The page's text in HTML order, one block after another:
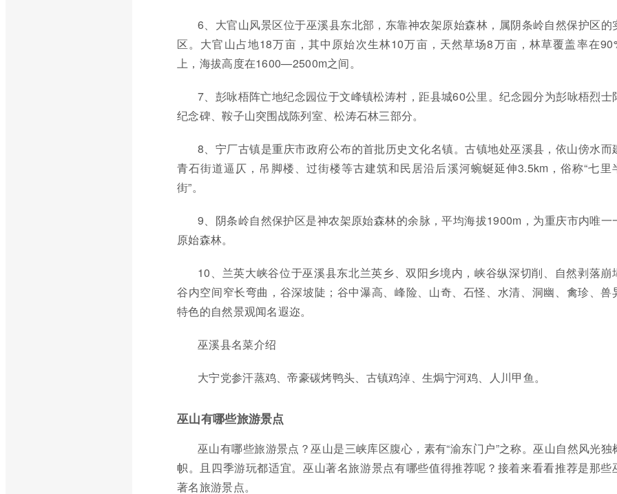
6、大官山风景区位于巫溪县东北部，东靠神农架原始森林，属阴条岭自然保护区的
区。大官山占地18万亩，其中原始次生林10万亩，天然草场8万亩，林草覆盖率在
上，海拔高度在1600—2500m之间。
7、彭咏梧阵亡地纪念园位于文峰镇松涛村，距县城60公里。纪念园分为彭咏梧烈士
纪念碑、鞍子山突围战陈列室、松涛石林三部分。
8、宁厂古镇是重庆市政府公布的首批历史文化名镇。古镇地处巫溪县，依山傍水而
青石街道逼仄，吊脚楼、过街楼等古建筑和民居沿后溪河蜿蜒延伸3.5km，俗称“七里
街”。
9、阴条岭自然保护区是神农架原始森林的余脉，平均海拔1900m，为重庆市内唯一
原始森林。
10、兰英大峡谷位于巫溪县东北兰英乡、双阳乡境内，峡谷纵深切削、自然剥落崩
谷内空间窄长弯曲，谷深坡陡；谷中瀑高、峰险、山奇、石怪、水清、洞幽、禽珍、兽
特色的自然景观闻名遐迩。
巫溪县名菜介绍
大宁党参汗蒸鸡、帝豪碳烤鸭头、古镇鸡淖、生焗宁河鸡、人川甲鱼。
巫山有哪些旅游景点
巫山有哪些旅游景点？巫山是三峡库区腹心，素有“渝东门户”之称。巫山自然风光独
帜。且四季游玩都适宜。巫山著名旅游景点有哪些值得推荐呢？接着来看看推荐是那些
著名旅游景点。